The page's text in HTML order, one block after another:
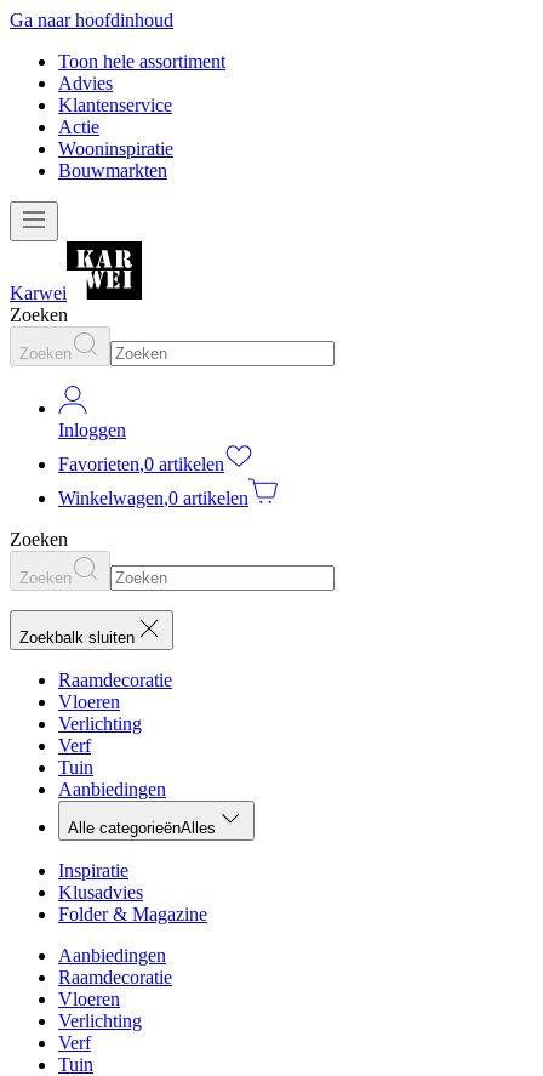
Ga naar hoofdinhoud
Toon hele assortiment
Advies
Klantenservice
Actie
Wooninspiratie
Bouwmarkten
Karwei
Zoeken
Zoeken
Inloggen
Favorieten,0 artikelen
Winkelwagen,0 artikelen
Zoeken
Zoeken
Zoekbalk sluiten
Raamdecoratie
Vloeren
Verlichting
Verf
Tuin
Aanbiedingen
Alle categorieënAlles
Inspiratie
Klusadvies
Folder & Magazine
Aanbiedingen
Raamdecoratie
Vloeren
Verlichting
Verf
Tuin